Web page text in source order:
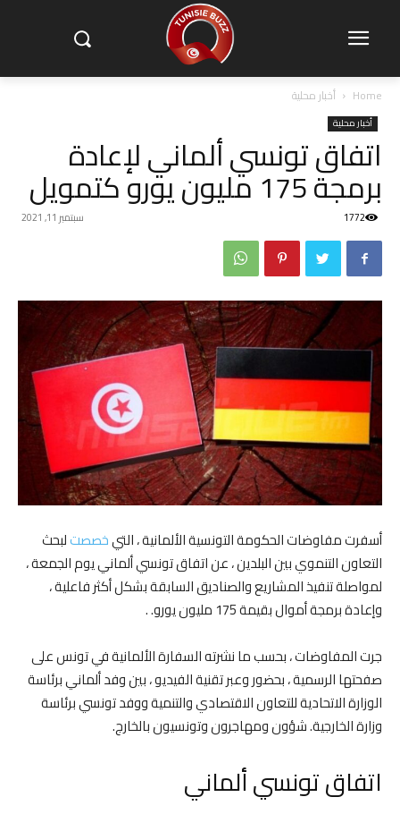
Home أخبار محلية
أخبار محلية
اتفاق تونسي ألماني لإعادة
برمجة 175 مليون يورو كتمويل
سبتمبر 11, 2021 1772
أسفرت مفاوضات الحكومة التونسية الألمانية ، التيخصصتلبحث
التعاون التنموي بين البلدين ، عن اتفاق تونسي ألماني يوم الجمعة ،
لمواصلة تنفيذ المشاريع والصناديق السابقة بشكل أكثر فاعلية ،
وإعادة برمجة أموال بقيمة 175 مليون يورو. .
جرت المفاوضات ، بحسب ما نشرته السفارة الألمانية في تونس على
صفحتها الرسمية ، بحضور وعبر تقنية الفيديو ، بين وفد ألماني برئاسة
الوزارة الاتحادية للتعاون الاقتصادي والتنمية ووفد تونسي برئاسة
وزارة الخارجية. شؤون ومهاجرون وتونسيون بالخارج.
اتفاق تونسي ألماني